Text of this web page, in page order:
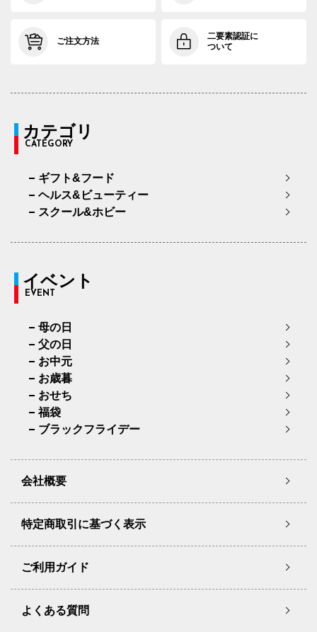
ご注文方法
二要素認証に
ついて
カテゴリ
CATEGORY
ギフト&フード
ヘルス&ビューティー
スクール&ホビー
イベント
EVENT
母の日
父の日
お中元
お歳暮
おせち
福袋
ブラックフライデー
会社概要
特定商取引に基づく表示
ご利用ガイド
よくある質問